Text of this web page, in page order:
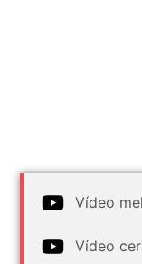
Vídeo
Vídeo